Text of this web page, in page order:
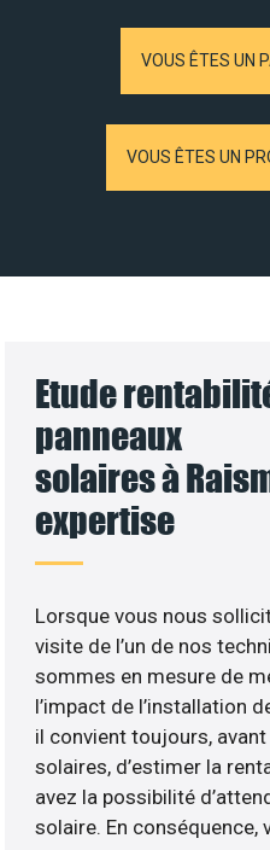
VOUS ÊTES UN
VOUS ÊTES UN
Etude
panneaux
solaires à
expertise
Lorsque vous nous
visite de l’un de nos
sommes en mesure de
l’impact de l’installation
il convient toujours,
solaires, d’estimer la
avez la possibilité
solaire. En